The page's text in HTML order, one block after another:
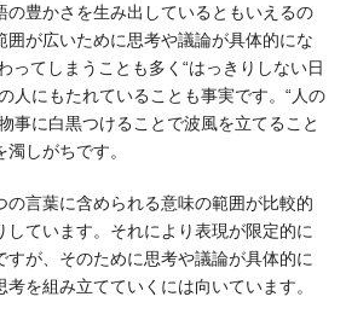
の豊かさを生み出しているともいえるの
囲が広いために思考や議論が具体的にな
ってしまうことも多く“はっきりしない日
人にもたれていることも事実です。“人の
事に白黒つけることで波風を立てること
しがちです。
の言葉に含められる意味の範囲が比較的
しています。それにより表現が限定的に
すが、そのために思考や議論が具体的に
を組み立てていくには向いています。